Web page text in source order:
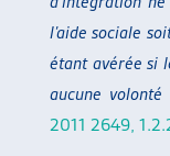
l’aide sociale
étant avérée si
aucune
2011 2649,